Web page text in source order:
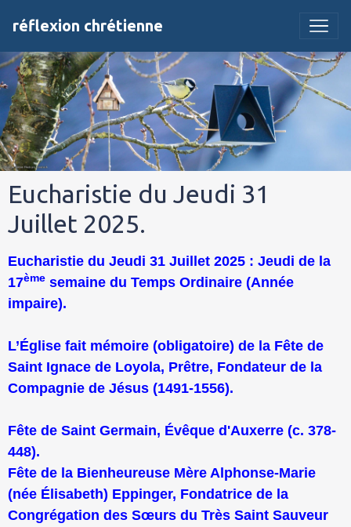
réflexion chrétienne
Eucharistie du Jeudi 31
Juillet 2025.
Eucharistie du Jeudi 31 Juillet 2025 : Jeudi de la
17ème semaine du Temps Ordinaire (Année
impaire).
L’Église fait mémoire (obligatoire) de la Fête de
Saint Ignace de Loyola, Prêtre, Fondateur de la
Compagnie de Jésus (1491-1556).
Fête de Saint Germain, Évêque d'Auxerre (c. 378-
448).
Fête de la Bienheureuse Mère Alphonse-Marie
(née Élisabeth) Eppinger, Fondatrice de la
Congrégation des Sœurs du Très Saint Sauveur